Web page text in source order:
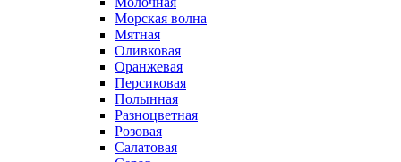
Морская волна
Мятная
Оливковая
Оранжевая
Персиковая
Полынная
Разноцветная
Розовая
Салатовая